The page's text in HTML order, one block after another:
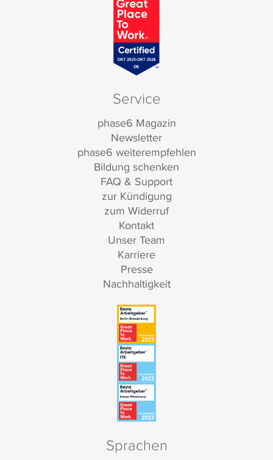
Service
phase6 Magazin
Newsletter
phase6 weiterempfehlen
Bildung schenken
FAQ & Support
zur Kündigung
zum Widerruf
Kontakt
Unser Team
Karriere
Presse
Nachhaltigkeit
Sprachen